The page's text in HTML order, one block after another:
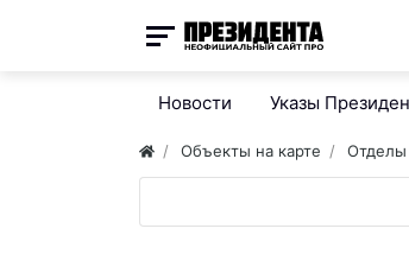
Новости Указы
Объекты на карте